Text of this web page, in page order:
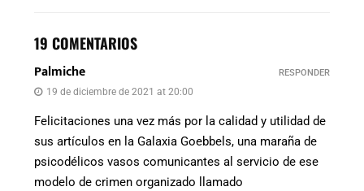
19 COMENTARIOS
Palmiche
19 de diciembre de 2021 at 20:00
Felicitaciones una vez más por la calidad y utilidad de
sus artículos en la Galaxia Goebbels, una maraña de
psicodélicos vasos comunicantes al servicio de ese
modelo de crimen organizado llamado
RESPONDER